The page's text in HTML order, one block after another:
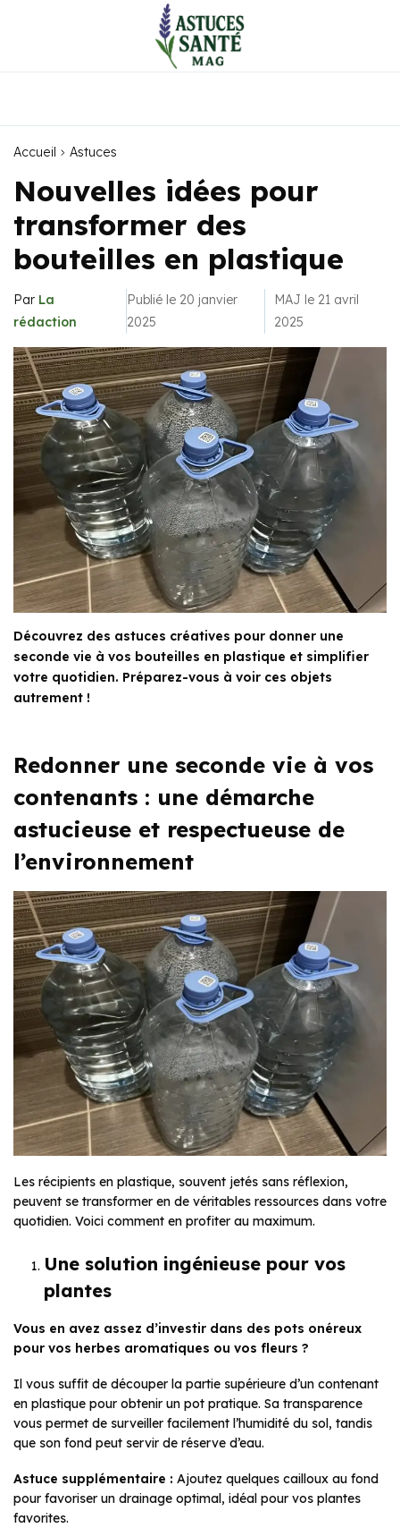
Accueil Astuces
Nouvelles idées pour
transformer des
bouteilles en plastique
Par La
rédaction
Publié le 20 janvier
2025
MAJ le 21 avril
2025
Découvrez des astuces créatives pour donner une
seconde vie à vos bouteilles en plastique et simplifier
votre quotidien. Préparez-vous à voir ces objets
autrement !
Redonner une seconde vie à vos
contenants : une démarche
astucieuse et respectueuse de
l’environnement
Les récipients en plastique, souvent jetés sans réflexion,
peuvent se transformer en de véritables ressources dans votre
quotidien. Voici comment en profiter au maximum.
Une solution ingénieuse pour vos
plantes
Vous en avez assez d’investir dans des pots onéreux
pour vos herbes aromatiques ou vos fleurs ?
Il vous suffit de découper la partie supérieure d’un contenant
en plastique pour obtenir un pot pratique. Sa transparence
vous permet de surveiller facilement l’humidité du sol, tandis
que son fond peut servir de réserve d’eau.
Astuce supplémentaire : Ajoutez quelques cailloux au fond
pour favoriser un drainage optimal, idéal pour vos plantes
favorites.